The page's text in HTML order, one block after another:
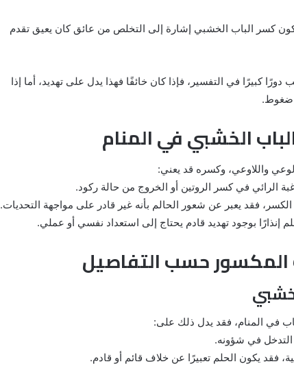
كسر الباب الخشبي إشارة إلى التخلص من عائق كان يعيق تقدم
دورًا كبيرًا في التفسير، فإذا كان خائفًا فهذا يدل على تهديد، أما إذا
ضغوط.
الخشبي في المنام
واللاوعي، وكسره قد يعني:
الرائي في كسر الروتين أو الخروج من حالة ركود.
فقد يعبر عن شعور الحالم بأنه غير قادر على مواجهة التحديات.
إنذارًا بوجود تهديد قادم يحتاج إلى استعداد نفسي أو عملي.
المكسور حسب التفاصيل
في المنام، فقد يدل ذلك على:
في شؤونه.
يكون الحلم تعبيرًا عن خلاف قائم أو قادم.